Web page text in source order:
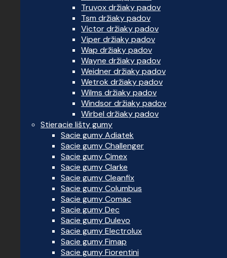
Truvox držiaky padov
Tsm držiaky padov
Victor držiaky padov
Viper držiaky padov
Wap držiaky padov
Wayne držiaky padov
Weidner držiaky padov
Wetrok držiaky padov
Wilms držiaky padov
Windsor držiaky padov
Wirbel držiaky padov
Stieracie lišty gumy
Sacie gumy Adiatek
Sacie gumy Challenger
Sacie gumy Cimex
Sacie gumy Clarke
Sacie gumy Cleanfix
Sacie gumy Columbus
Sacie gumy Comac
Sacie gumy Dec
Sacie gumy Dulevo
Sacie gumy Electrolux
Sacie gumy Fimap
Sacie gumy Fiorentini